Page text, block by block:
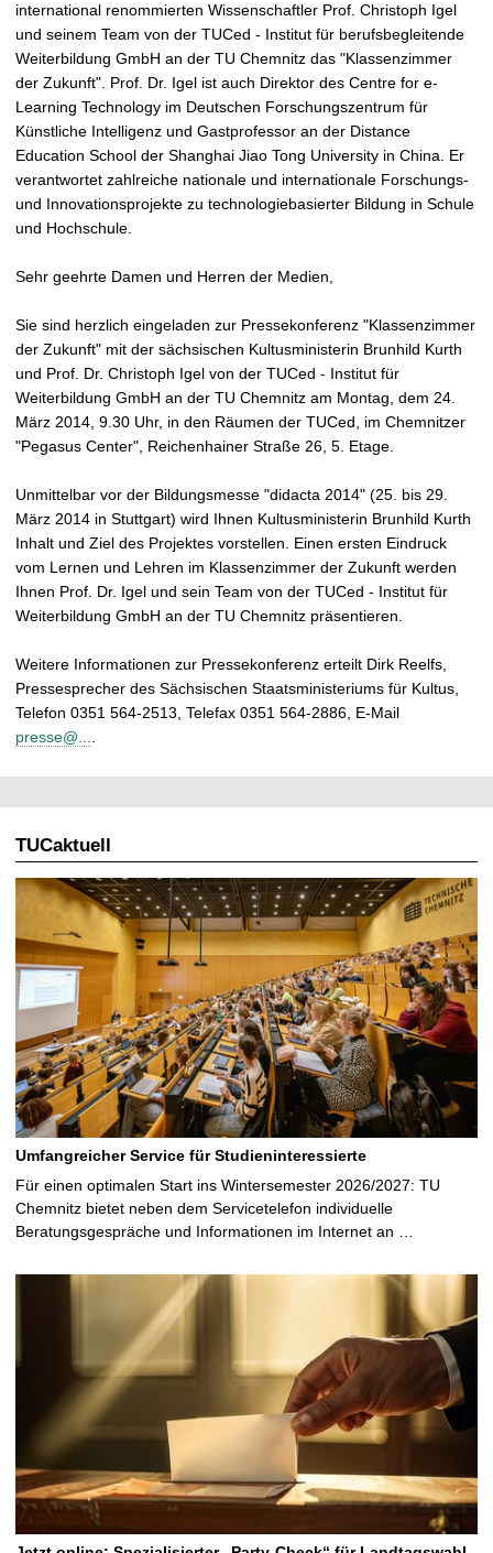
international renommierten Wissenschaftler Prof. Christoph Igel
und seinem Team von der TUCed - Institut für berufsbegleitende
Weiterbildung GmbH an der TU Chemnitz das "Klassenzimmer
der Zukunft". Prof. Dr. Igel ist auch Direktor des Centre for e-
Learning Technology im Deutschen Forschungszentrum für
Künstliche Intelligenz und Gastprofessor an der Distance
Education School der Shanghai Jiao Tong University in China. Er
verantwortet zahlreiche nationale und internationale Forschungs-
und Innovationsprojekte zu technologiebasierter Bildung in Schule
und Hochschule.
Sehr geehrte Damen und Herren der Medien,
Sie sind herzlich eingeladen zur Pressekonferenz "Klassenzimmer
der Zukunft" mit der sächsischen Kultusministerin Brunhild Kurth
und Prof. Dr. Christoph Igel von der TUCed - Institut für
Weiterbildung GmbH an der TU Chemnitz am Montag, dem 24.
März 2014, 9.30 Uhr, in den Räumen der TUCed, im Chemnitzer
"Pegasus Center", Reichenhainer Straße 26, 5. Etage.
Unmittelbar vor der Bildungsmesse "didacta 2014" (25. bis 29.
März 2014 in Stuttgart) wird Ihnen Kultusministerin Brunhild Kurth
Inhalt und Ziel des Projektes vorstellen. Einen ersten Eindruck
vom Lernen und Lehren im Klassenzimmer der Zukunft werden
Ihnen Prof. Dr. Igel und sein Team von der TUCed - Institut für
Weiterbildung GmbH an der TU Chemnitz präsentieren.
Weitere Informationen zur Pressekonferenz erteilt Dirk Reelfs,
Pressesprecher des Sächsischen Staatsministeriums für Kultus,
Telefon 0351 564-2513, Telefax 0351 564-2886, E-Mail
presse@....
TUCaktuell
Umfangreicher Service für Studieninteressierte
Für einen optimalen Start ins Wintersemester 2026/2027: TU
Chemnitz bietet neben dem Servicetelefon individuelle
Beratungsgespräche und Informationen im Internet an …